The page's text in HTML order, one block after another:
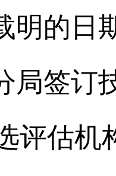
明的日
局签订
评估机